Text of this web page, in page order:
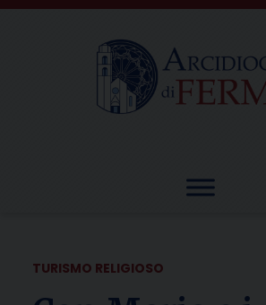
Skip
TURISMO RELIGIOSO